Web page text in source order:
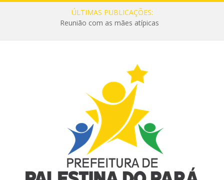
ÚLTIMAS PUBLICAÇÕES:
Reunião com as mães atípicas